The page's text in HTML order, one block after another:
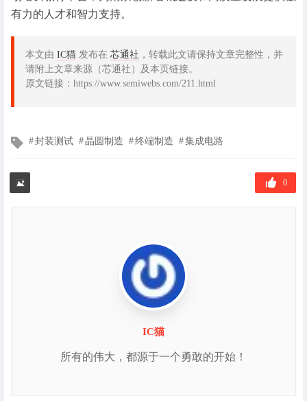
有力的人才和智力支持。
本文由 IC猫 发布在 芯通社 ，转载此文请保持文章完整性，并
请附上文章来源（芯通社）及本页链接。
原文链接：https://www.semiwebs.com/211.html
文
签
封装测试 晶圆制造 终端制造 集成电路
0
IC猫
所有的伟大，都源于一个勇敢的开始！